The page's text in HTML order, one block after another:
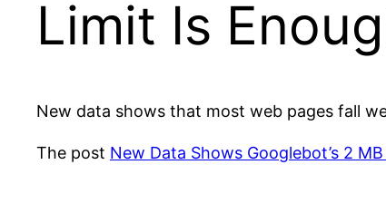
Limit Is
New data shows that most web pages fall
The post New Data Shows Googlebot’s 2